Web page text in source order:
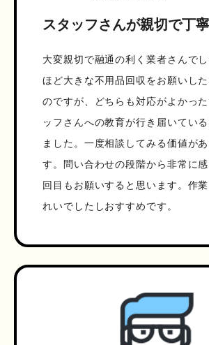
スタッフさんが親切で丁寧
大変親切で融通の利く業者さんで
ほど大きな不用品回収をお願いし
のですが、どちらも対応がよかっ
ッフさんへの教育が行き届いてい
ました。一度相談してみる価値が
す。問い合わせの段階から非常に
回目もお願いすると思います。作
れいでしたしおすすめです。